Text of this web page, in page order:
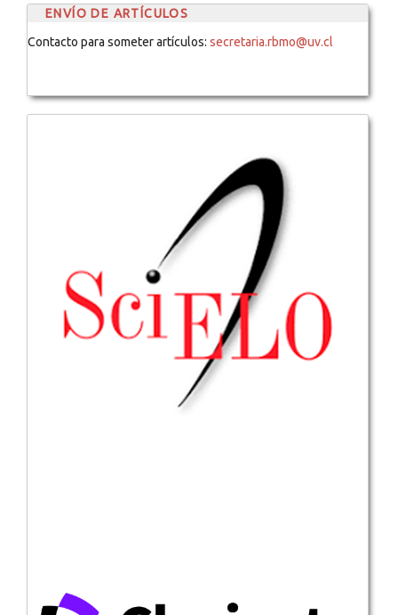
ENVÍO DE ARTÍCULOS
Contacto para someter artículos: secretaria.rbmo@uv.cl